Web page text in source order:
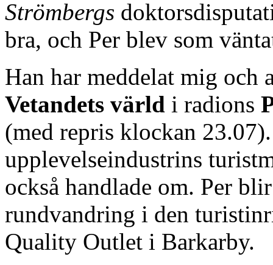
Strömbergs
bra, och Per blev som
Han har meddelat mig och
Vetandets värld i radions
(med repris klockan
upplevelseindustrins
också handlade om. Per
rundvandring i den
Quality Outlet i Barkarby.